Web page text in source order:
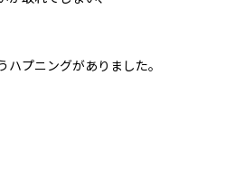
プニングがありました。